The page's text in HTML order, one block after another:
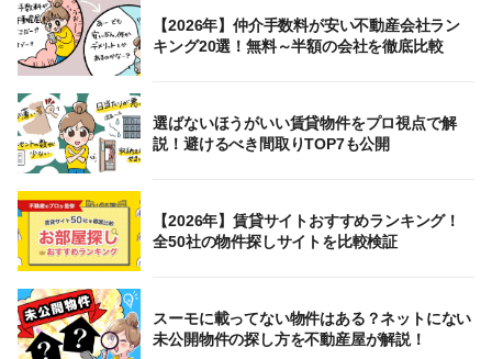
【2026年】仲介手数料が安い不動産会社ラン
キング20選！無料～半額の会社を徹底比較
選ばないほうがいい賃貸物件をプロ視点で解
説！避けるべき間取りTOP7も公開
【2026年】賃貸サイトおすすめランキング！
全50社の物件探しサイトを比較検証
スーモに載ってない物件はある？ネットにない
未公開物件の探し方を不動産屋が解説！